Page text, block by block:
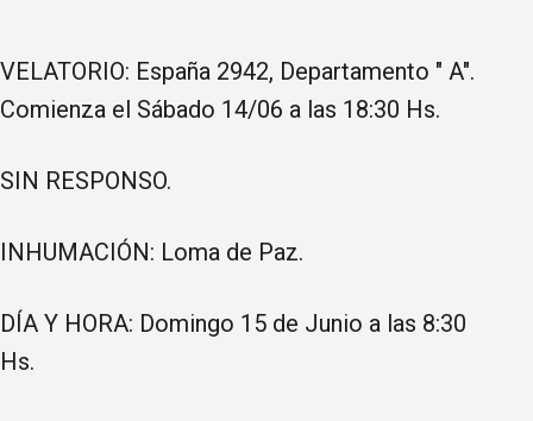
VELATORIO: España 2942, Departamento " A".
Comienza el Sábado 14/06 a las 18:30 Hs.
SIN RESPONSO.
INHUMACIÓN: Loma de Paz.
DÍA Y HORA: Domingo 15 de Junio a las 8:30
Hs.